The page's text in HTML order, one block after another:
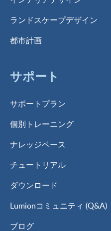
ランドスケープデザイン
都市計画
サポート
サポートプラン
個別トレーニング
ナレッジベース
チュートリアル
ダウンロード
Lumionコミュニティ (Q&A)
ブログ